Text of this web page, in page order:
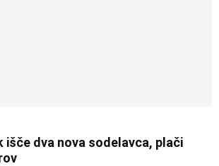
išče dva nova sodelavca, plači